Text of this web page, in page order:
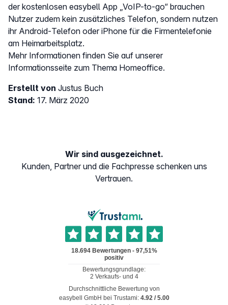
der kostenlosen easybell App „VoIP-to-go“ brauchen
Nutzer zudem kein zusätzliches Telefon, sondern nutzen
ihr Android-Telefon oder iPhone für die Firmentelefonie
am Heimarbeitsplatz.
Mehr Informationen finden Sie auf unserer
Informationsseite zum Thema Homeoffice.
Erstellt von Justus Buch
Stand: 17. März 2020
Wir sind ausgezeichnet.
Kunden, Partner und die Fachpresse schenken uns
Vertrauen.
Durchschnittliche Bewertung von
easybell GmbH bei Trustami: 4.92/ 5.00